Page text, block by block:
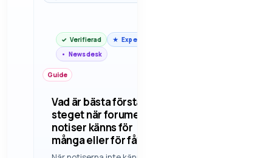
Verifierad
Expert
Newsdesk
Guide
Vad är bästa första
steget när forumets
notiser känns för
många eller för få?